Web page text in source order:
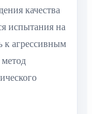
качества
испытания на
к агрессивным
метод